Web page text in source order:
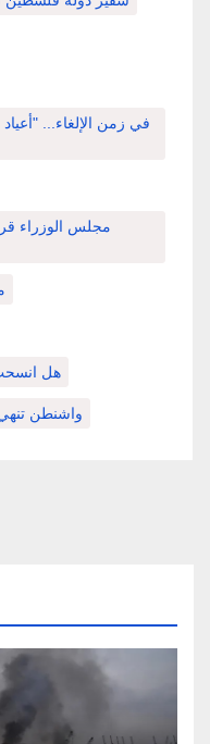
في زمن الإلغاء... "أعياد
مجلس الوزراء قرر
هل
واشنطن